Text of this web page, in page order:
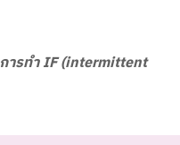
การทำ IF (intermittent